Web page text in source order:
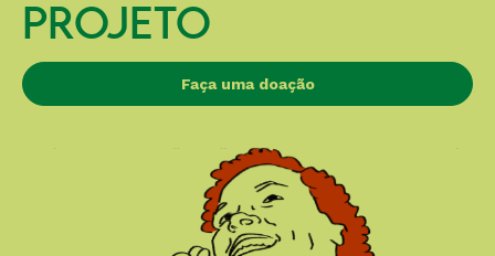
PROJETO
Faça uma doação